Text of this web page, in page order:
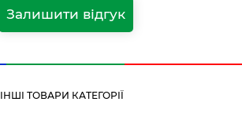
Залишити відгук
ІНШІ ТОВАРИ КАТЕГОРІЇ